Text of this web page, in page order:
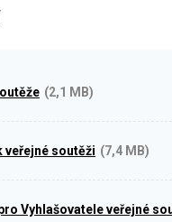
(2,1 MB)
veřejné soutěži (7,4 MB)
Vyhlašovatele veřejné